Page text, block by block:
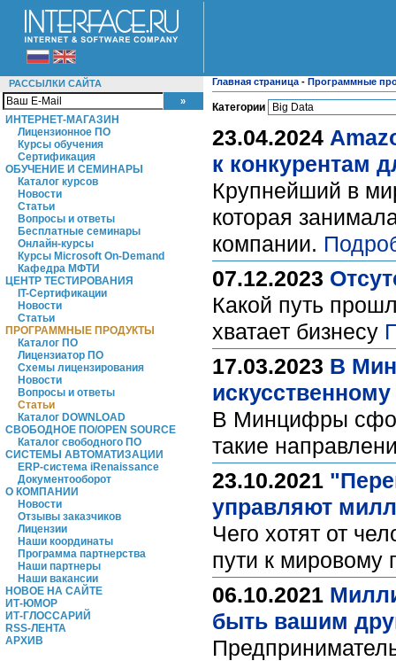
РАССЫЛКИ САЙТА
ИНТЕРНЕТ-МАГАЗИН
Лицензионное ПО
Курсы обучения
Сертификация
ОБУЧЕНИЕ И СЕМИНАРЫ
Каталог курсов
Новости
Статьи
Вопросы и ответы
Бесплатные семинары
Онлайн-курсы
Курсы Microsoft On-Demand
Кафедра МФТИ
ЦЕНТР ТЕСТИРОВАНИЯ
IT-Сертификации
Новости
Статьи
ПРОГРАММНЫЕ ПРОДУКТЫ
Каталог ПО
Лицензиатор ПО
Схемы лицензирования
Новости
Вопросы и ответы
Статьи
Каталог DOWNLOAD
СВОБОДНОЕ ПО/OPEN SOURCE
Каталог свободного ПО
СИСТЕМЫ АВТОМАТИЗАЦИИ
ERP-система iRenaissance
Документооборот
О КОМПАНИИ
Новости
Отзывы заказчиков
Лицензии
Наши координаты
Программа партнерства
Наши партнеры
Наши вакансии
НОВОЕ НА САЙТЕ
ИТ-ЮМОР
ИТ-ГЛОССАРИЙ
RSS-ЛЕНТА
АРХИВ
Главная страница - Программные
Категории
23.04.2024
к конкурентам
Крупнейший в
которая
компании.
07.12.2023
Какой путь
хватает бизнесу
17.03.2023 В
В Минцифры
такие
23.10.2021
управляют
Чего хотят от
пути к мировому
06.10.2021
быть вашим